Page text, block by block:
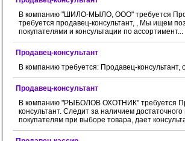
В компанию "ШИЛО-МЫЛО, ООО" требуется
требуется продавец-консультант, , Мы ищем
покупателями и консультации по ассортимент...
Продавец-консультант
В компанию требуется: Продавец-
Продавец-консультант
В компанию "РЫБОЛОВ ОХОТНИК" требуется
консультант. Следит за наличием
покупателям при выборе товара, дает